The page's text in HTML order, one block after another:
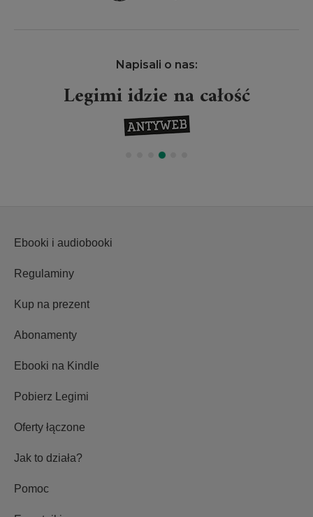
Napisali o nas:
Legimi idzie na całość
Ebooki i audiobooki
Regulaminy
Kup na prezent
Abonamenty
Ebooki na Kindle
Pobierz Legimi
Oferty łączone
Jak to działa?
Pomoc